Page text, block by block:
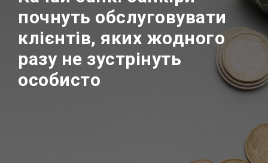
почнуть обслуговувати
клієнтів, яких жодного
разу не зустрінуть
особисто